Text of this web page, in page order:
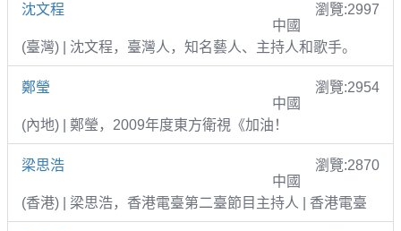
沈文程
瀏覽:2997
中國
(臺灣) | 沈文程，臺灣人，知名藝人、主持人和歌手。
鄭瑩
瀏覽:2954
中國
(內地) | 鄭瑩，2009年度東方衛視《加油！
梁思浩
瀏覽:2870
中國
(香港) | 梁思浩，香港電臺第二臺節目主持人 | 香港電臺